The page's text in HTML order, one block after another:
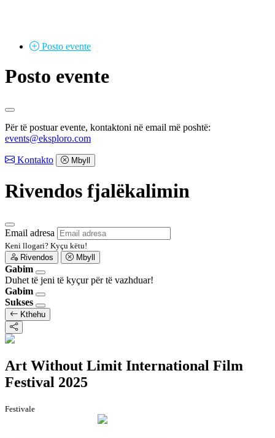
Posto evente
Posto evente
Për të postuar evente, kontaktoni në email më poshtë:
events@eksploro.com
Kontakto Mbyll
Rivendos fjalëkalimin
Email adresa
Keni llogari? Kyçu këtu!
Rivendos
Mbyll
Gabim
Duhet të jeni të kyçur për të vazhduar!
Gabim
Sukses
Kthehu
Art Without Limit International Film
Festival 2025
Festivale